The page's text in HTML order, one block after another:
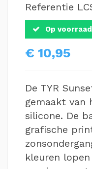
Referentie
Op voorraad
€ 10,95
De TYR
gemaakt van
silicone. De
grafische
kleuren